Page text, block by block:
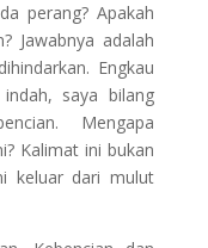
perang? Apakah
Jawabnya adalah
Engkau
saya bilang
Mengapa
Kalimat ini bukan
keluar dari mulut